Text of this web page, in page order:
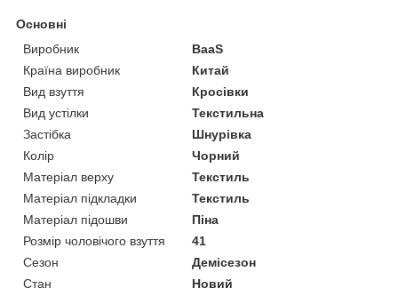
Основні
Виробник
BaaS
Країна виробник
Китай
Вид взуття
Кросівки
Вид устілки
Текстильна
Застібка
Шнурівка
Колір
Чорний
Матеріал верху
Текстиль
Матеріал підкладки
Текстиль
Матеріал підошви
Піна
Розмір чоловічого взуття
41
Сезон
Демісезон
Стан
Новий